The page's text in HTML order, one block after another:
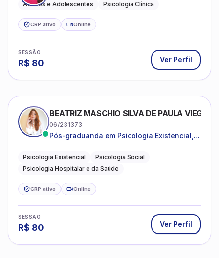
Adultos e Adolescentes Psicologia Clínica
CRP ativo Online
SESSÃO
R$ 80 Ver Perfil
BEATRIZ MASCHIO SILVA DE PAULA VIEGAS
06/231373
Pós-graduanda em Psicologia Existencial,
da Saúde.
Psicologia Existencial
Psicologia Social
Psicologia Hospitalar e da Saúde
CRP ativo Online
SESSÃO
R$ 80 Ver Perfil